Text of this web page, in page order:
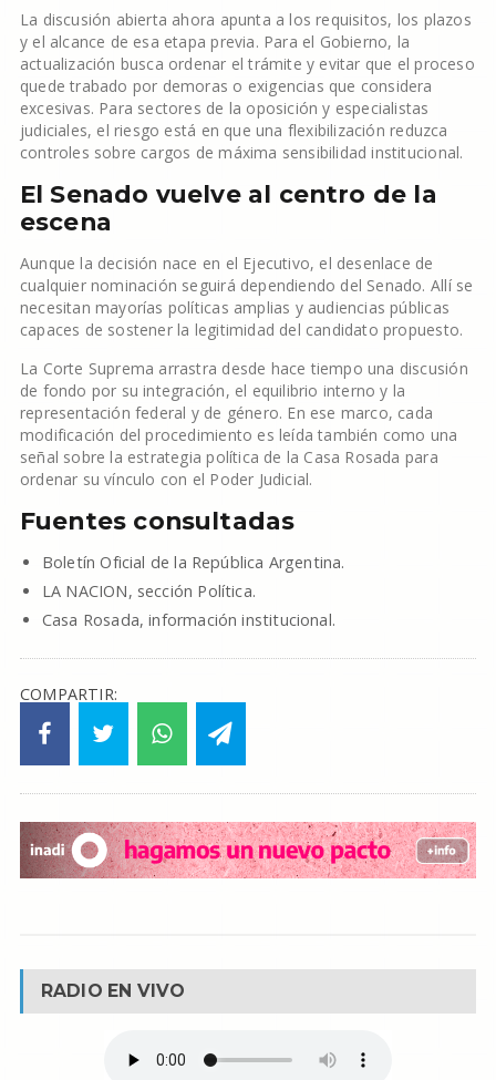
La discusión abierta ahora apunta a los requisitos, los plazos
y el alcance de esa etapa previa. Para el Gobierno, la
actualización busca ordenar el trámite y evitar que el proceso
quede trabado por demoras o exigencias que considera
excesivas. Para sectores de la oposición y especialistas
judiciales, el riesgo está en que una flexibilización reduzca
controles sobre cargos de máxima sensibilidad institucional.
El Senado vuelve al centro de la
escena
Aunque la decisión nace en el Ejecutivo, el desenlace de
cualquier nominación seguirá dependiendo del Senado. Allí se
necesitan mayorías políticas amplias y audiencias públicas
capaces de sostener la legitimidad del candidato propuesto.
La Corte Suprema arrastra desde hace tiempo una discusión
de fondo por su integración, el equilibrio interno y la
representación federal y de género. En ese marco, cada
modificación del procedimiento es leída también como una
señal sobre la estrategia política de la Casa Rosada para
ordenar su vínculo con el Poder Judicial.
Fuentes consultadas
Boletín Oficial de la República Argentina.
LA NACION, sección Política.
Casa Rosada, información institucional.
COMPARTIR:
RADIO EN VIVO